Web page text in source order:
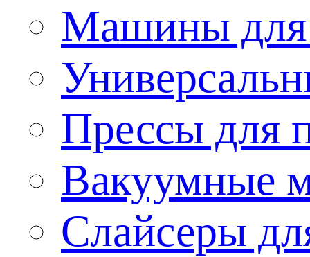
Машины для
Прессы для
Вакуумные
Слайсеры